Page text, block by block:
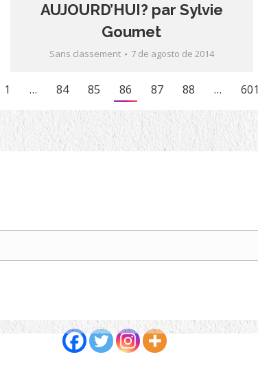
AUJOURD’HUI? par Sylvie
Goumet
Sans classement 7 de agosto de 2014
1 … 84 85 86 87 88 … 601